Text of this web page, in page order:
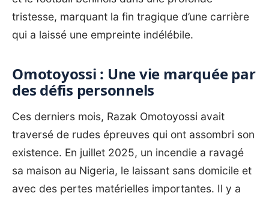
tristesse, marquant la fin tragique d’une carrière
qui a laissé une empreinte indélébile.
Omotoyossi : Une vie marquée par
des défis personnels
Ces derniers mois, Razak Omotoyossi avait
traversé de rudes épreuves qui ont assombri son
existence. En juillet 2025, un incendie a ravagé
sa maison au Nigeria, le laissant sans domicile et
avec des pertes matérielles importantes. Il y a